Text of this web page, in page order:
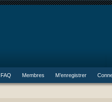
FAQ Membres M’enregistrer